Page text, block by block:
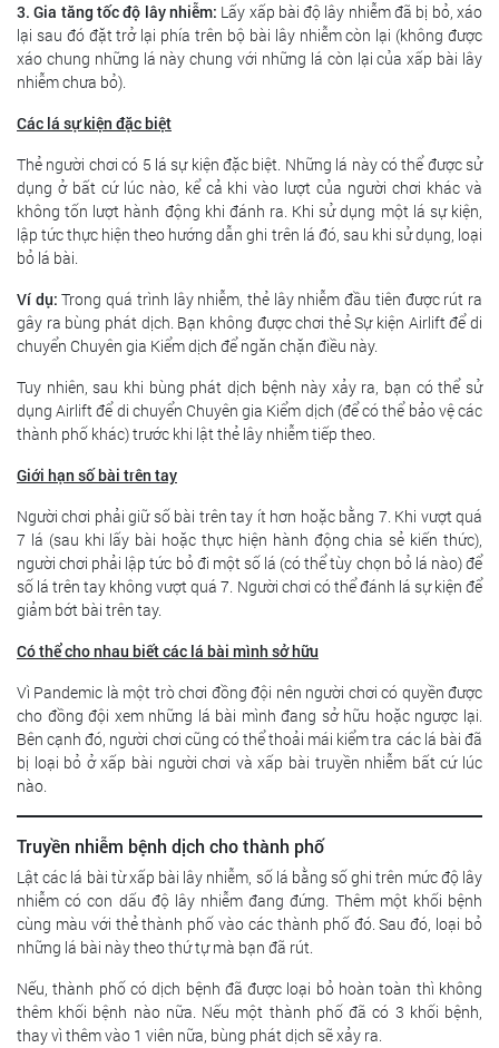
3. Gia tăng tốc độ lây nhiễm: Lấy xấp bài độ lây nhiễm đã bị bỏ, xáo
lại sau đó đặt trở lại phía trên bộ bài lây nhiễm còn lại (không được
xáo chung những lá này chung với những lá còn lại của xấp bài lây
nhiễm chưa bỏ).
Các lá sự kiện đặc biệt
Thẻ người chơi có 5 lá sự kiện đặc biệt. Những lá này có thể được sử
dụng ở bất cứ lúc nào, kể cả khi vào lượt của người chơi khác và
không tốn lượt hành động khi đánh ra. Khi sử dụng một lá sự kiện,
lập tức thực hiện theo hướng dẫn ghi trên lá đó, sau khi sử dụng, loại
bỏ lá bài.
Ví dụ:Trong quá trình lây nhiễm, thẻ lây nhiễm đầu tiên được rút ra
gây ra bùng phát dịch. Bạn không được chơi thẻ Sự kiện Airlift để di
chuyển Chuyên gia Kiểm dịch để ngăn chặn điều này.
Tuy nhiên, sau khi bùng phát dịch bệnh này xảy ra, bạn có thể sử
dụng Airlift để di chuyển Chuyên gia Kiểm dịch (để có thể bảo vệ các
thành phố khác) trước khi lật thẻ lây nhiễm tiếp theo.
Giới hạn số bài trên tay
Người chơi phải giữ số bài trên tay ít hơn hoặc bằng 7. Khi vượt quá
7 lá (sau khi lấy bài hoặc thực hiện hành động chia sẻ kiến thức),
người chơi phải lập tức bỏ đi một số lá (có thể tùy chọn bỏ lá nào) để
số lá trên tay không vượt quá 7. Người chơi có thể đánh lá sự kiện để
giảm bớt bài trên tay.
Có thể cho nhau biết các lá bài mình sở hữu
Vì Pandemic là một trò chơi đồng đội nên người chơi có quyền được
cho đồng đội xem những lá bài mình đang sở hữu hoặc ngược lại.
Bên cạnh đó, người chơi cũng có thể thoải mái kiểm tra các lá bài đã
bị loại bỏ ở xấp bài người chơi và xấp bài truyền nhiễm bất cứ lúc
nào.
Truyền nhiễm bệnh dịch cho thành phố
Lật các lá bài từ xấp bài lây nhiễm, số lá bằng số ghi trên mức độ lây
nhiễm có con dấu độ lây nhiễm đang đứng. Thêm một khối bệnh
cùng màu với thẻ thành phố vào các thành phố đó. Sau đó, loại bỏ
những lá bài này theo thứ tự mà bạn đã rút.
Nếu, thành phố có dịch bệnh đã được loại bỏ hoàn toàn thì không
thêm khối bệnh nào nữa. Nếu một thành phố đã có 3 khối bệnh,
thay vì thêm vào 1 viên nữa, bùng phát dịch sẽ xảy ra.